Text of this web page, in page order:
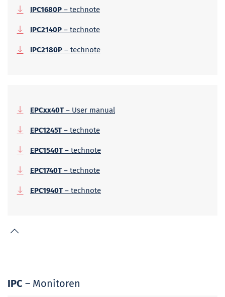
IPC1680P – technote
IPC2140P – technote
IPC2180P – technote
EPCxx40T – User manual
EPC1245T – technote
EPC1540T – technote
EPC1740T – technote
EPC1940T – technote
IPC – Monitoren